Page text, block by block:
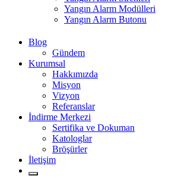
Yangın Alarm Modülleri
Yangın Alarm Butonu
Blog
Gündem
Kurumsal
Hakkımızda
Misyon
Vizyon
Referanslar
İndirme Merkezi
Sertifika ve Dokuman
Katologlar
Bröşürler
İletişim